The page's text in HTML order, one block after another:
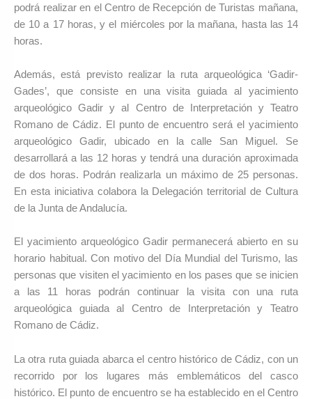
podrá realizar en el Centro de Recepción de Turistas mañana,
de 10 a 17 horas, y el miércoles por la mañana, hasta las 14
horas.
Además, está previsto realizar la ruta arqueológica ‘Gadir-
Gades’, que consiste en una visita guiada al yacimiento
arqueológico Gadir y al Centro de Interpretación y Teatro
Romano de Cádiz. El punto de encuentro será el yacimiento
arqueológico Gadir, ubicado en la calle San Miguel. Se
desarrollará a las 12 horas y tendrá una duración aproximada
de dos horas. Podrán realizarla un máximo de 25 personas.
En esta iniciativa colabora la Delegación territorial de Cultura
de la Junta de Andalucía.
El yacimiento arqueológico Gadir permanecerá abierto en su
horario habitual. Con motivo del Día Mundial del Turismo, las
personas que visiten el yacimiento en los pases que se inicien
a las 11 horas podrán continuar la visita con una ruta
arqueológica guiada al Centro de Interpretación y Teatro
Romano de Cádiz.
La otra ruta guiada abarca el centro histórico de Cádiz, con un
recorrido por los lugares más emblemáticos del casco
histórico. El punto de encuentro se ha establecido en el Centro